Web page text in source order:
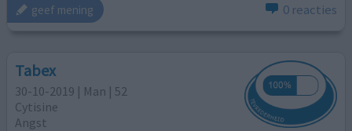
geef mening 0 reacties
Tabex
30-10-2019 | Man | 52
Cytisine
Angst